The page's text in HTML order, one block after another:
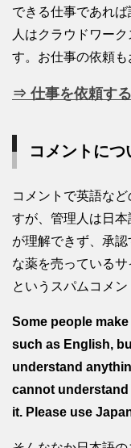
できる仕事であれ
人はクラウドワー
す。お仕事の依頼も
⇒ 仕事を依頼する
コメントにつ
コメントで英語な
すが、管理人は日
が理解できず、承
な薬を売っている
というスパムコメン
Some people
such as English,
understand
cannot
it. Please use